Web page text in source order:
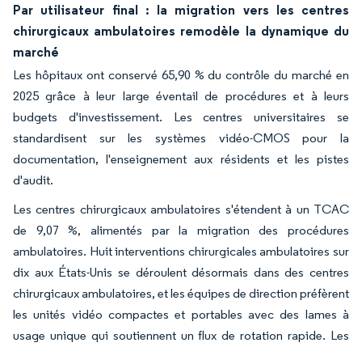
Par utilisateur final : la migration vers les centres
chirurgicaux ambulatoires remodèle la dynamique du
marché
Les hôpitaux ont conservé 65,90 % du contrôle du marché en
2025 grâce à leur large éventail de procédures et à leurs
budgets d'investissement. Les centres universitaires se
standardisent sur les systèmes vidéo-CMOS pour la
documentation, l'enseignement aux résidents et les pistes
d'audit.
Les centres chirurgicaux ambulatoires s'étendent à un TCAC
de 9,07 %, alimentés par la migration des procédures
ambulatoires. Huit interventions chirurgicales ambulatoires sur
dix aux États-Unis se déroulent désormais dans des centres
chirurgicaux ambulatoires, et les équipes de direction préfèrent
les unités vidéo compactes et portables avec des lames à
usage unique qui soutiennent un flux de rotation rapide. Les